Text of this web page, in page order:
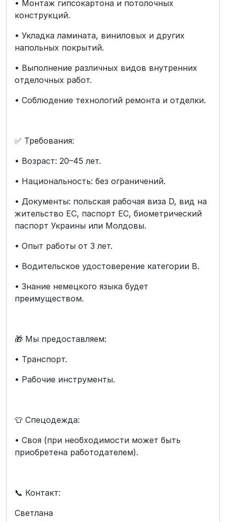
• Монтаж гипсокартона и потолочных
конструкций.
• Укладка ламината, виниловых и других
напольных покрытий.
• Выполнение различных видов внутренних
отделочных работ.
• Соблюдение технологий ремонта и отделки.
✅ Требования:
• Возраст: 20–45 лет.
• Национальность: без ограничений.
• Документы: польская рабочая виза D, вид на
жительство ЕС, паспорт ЕС, биометрический
паспорт Украины или Молдовы.
• Опыт работы от 3 лет.
• Водительское удостоверение категории B.
• Знание немецкого языка будет
преимуществом.
🎁 Мы предоставляем:
• Транспорт.
• Рабочие инструменты.
👕 Спецодежда:
• Своя (при необходимости может быть
приобретена работодателем).
📞 Контакт:
Светлана